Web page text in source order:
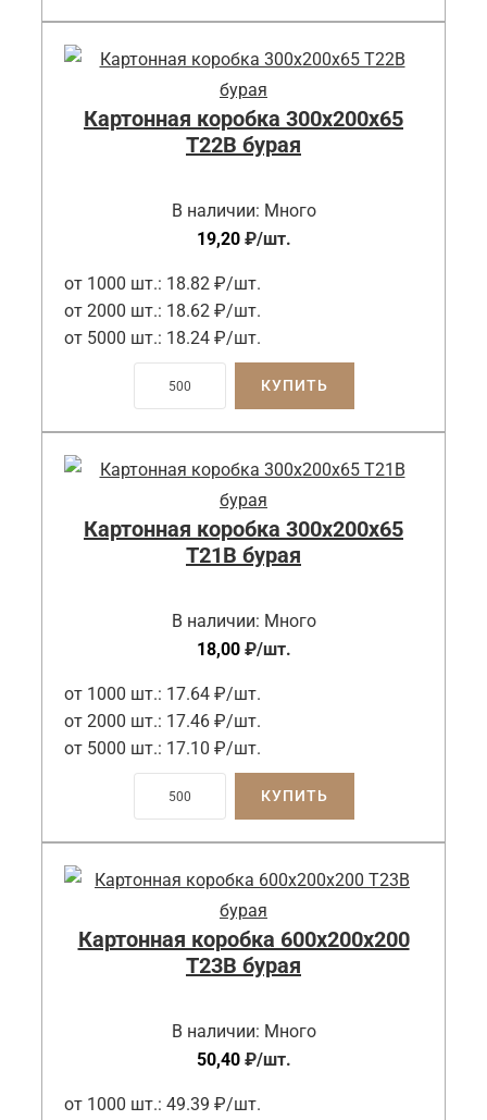
Картонная коробка 300x200x65
Т22B бурая
В наличии: Много
19,20 ₽/шт.
от 1000 шт.: 18.82 ₽/шт.
от 2000 шт.: 18.62 ₽/шт.
от 5000 шт.: 18.24 ₽/шт.
КУПИТЬ
Картонная коробка 300x200x65
Т21B бурая
В наличии: Много
18,00 ₽/шт.
от 1000 шт.: 17.64 ₽/шт.
от 2000 шт.: 17.46 ₽/шт.
от 5000 шт.: 17.10 ₽/шт.
КУПИТЬ
Картонная коробка 600x200x200
Т23B бурая
В наличии: Много
50,40 ₽/шт.
от 1000 шт.: 49.39 ₽/шт.